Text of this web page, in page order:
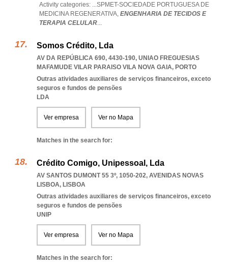
Activity categories: ...SPMET-SOCIEDADE PORTUGUESA DE
MEDICINA REGENERATIVA, ENGENHARIA DE TECIDOS E
TERAPIA CELULAR...
Somos Crédito, Lda
AV DA REPÚBLICA 690, 4430-190, UNIAO FREGUESIAS
MAFAMUDE VILAR PARAISO VILA NOVA GAIA, PORTO
Outras atividades auxiliares de serviços financeiros, exceto
seguros e fundos de pensões
LDA
Ver empresa Ver no Mapa
Matches in the search for:
Crédito Comigo, Unipessoal, Lda
AV SANTOS DUMONT 55 3º, 1050-202, AVENIDAS NOVAS
LISBOA, LISBOA
Outras atividades auxiliares de serviços financeiros, exceto
seguros e fundos de pensões
UNIP
Ver empresa Ver no Mapa
Matches in the search for: